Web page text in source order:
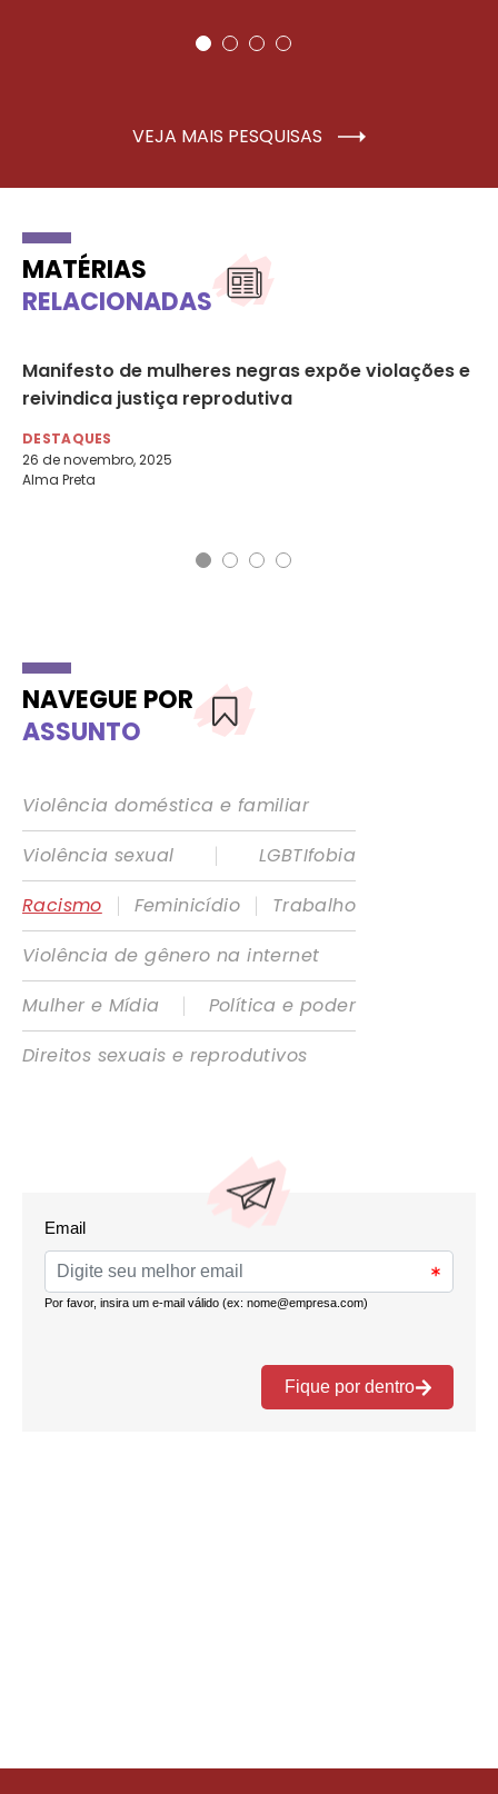
VEJA MAIS PESQUISAS
MATÉRIAS
RELACIONADAS
Manifesto de mulheres negras expõe violações e
reivindica justiça reprodutiva
DESTAQUES
26 de novembro, 2025
Alma Preta
NAVEGUE POR
ASSUNTO
Violência doméstica e familiar
Violência sexual
|
LGBTIfobia
Racismo
| Feminicídio |
Trabalho
Violência de gênero na internet
Mulher e Mídia
|
Política e poder
Direitos sexuais e reprodutivos